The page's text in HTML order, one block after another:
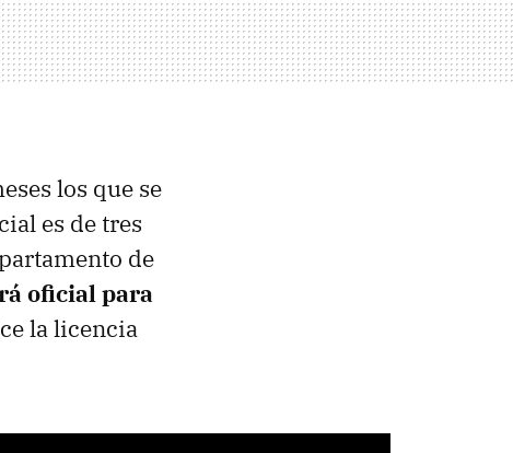
los que se
es de tres
de
oficial para
la licencia